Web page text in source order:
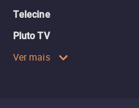
Telecine
Pluto TV
Ver mais